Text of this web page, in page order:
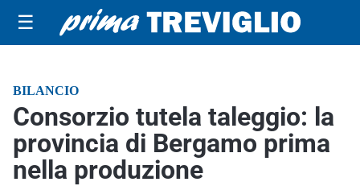
☰
BILANCIO
Consorzio tutela taleggio: la
provincia di Bergamo prima
nella produzione